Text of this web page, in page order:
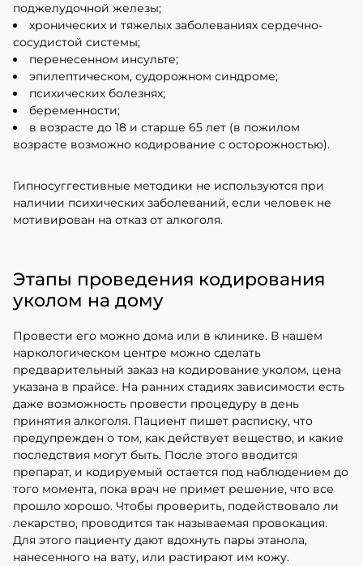
поджелудочной железы;
хронических и тяжелых заболеваниях сердечно-
сосудистой системы;
перенесенном инсульте;
эпилептическом, судорожном синдроме;
психических болезнях;
беременности;
в возрасте до 18 и старше 65 лет (в пожилом
возрасте возможно кодирование с осторожностью).
Гипносуггестивные методики не используются при
наличии психических заболеваний, если человек не
мотивирован на отказ от алкоголя.
Этапы проведения кодирования
уколом на дому
Провести его можно дома или в клинике. В нашем
наркологическом центре можно сделать
предварительный заказ на кодирование уколом, цена
указана в прайсе. На ранних стадиях зависимости есть
даже возможность провести процедуру в день
принятия алкоголя. Пациент пишет расписку, что
предупрежден о том, как действует вещество, и какие
последствия могут быть. После этого вводится
препарат, и кодируемый остается под наблюдением до
того момента, пока врач не примет решение, что все
прошло хорошо. Чтобы проверить, подействовало ли
лекарство, проводится так называемая провокация.
Для этого пациенту дают вдохнуть пары этанола,
нанесенного на вату, или растирают им кожу.